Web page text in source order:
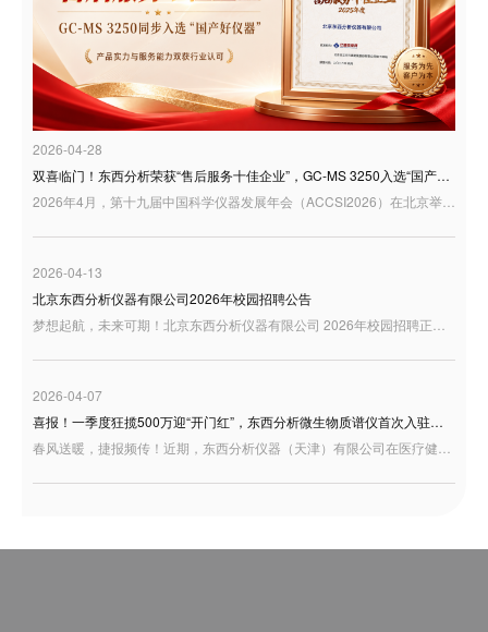
2026-04-28
双喜临门！东西分析荣获“售后服务十佳企业”，GC-MS 3250入选“国产好仪器”
2026-04-13
北京东西分析仪器有限公司2026年校园招聘公告
2026-04-07
喜报！一季度狂揽500万迎“开门红”，东西分析微生物质谱仪首次入驻天津疾控！